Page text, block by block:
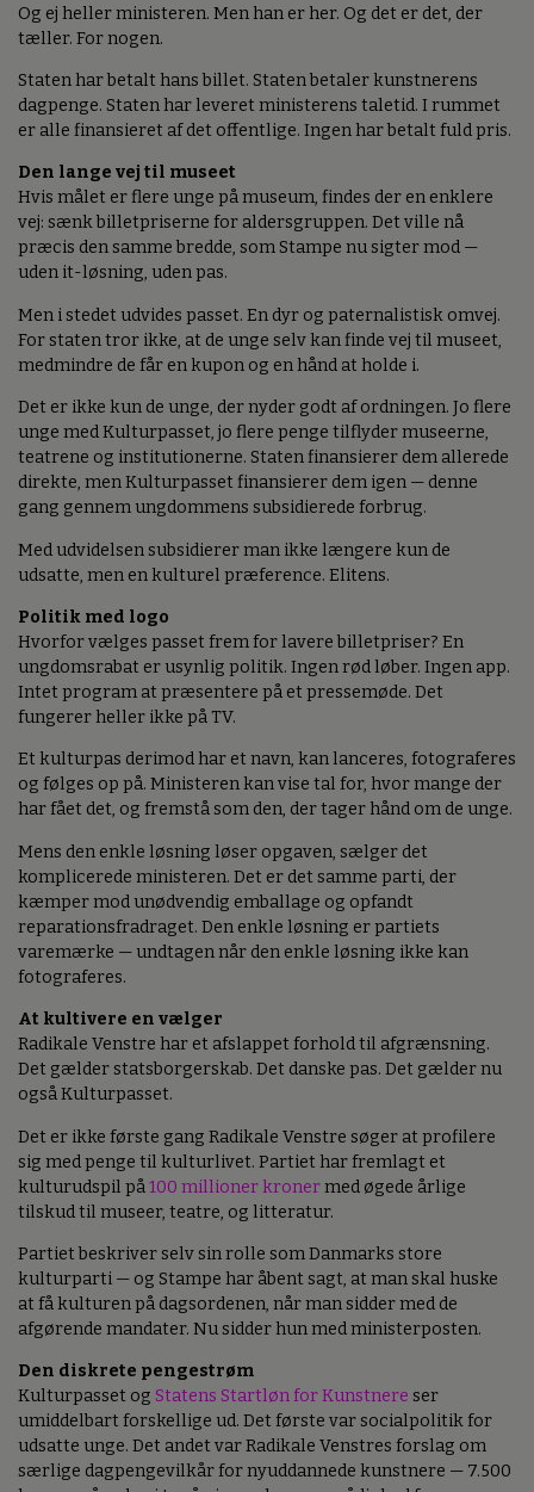
Og ej heller ministeren. Men han er her. Og det er det, der
tæller. For nogen.
Staten har betalt hans billet. Staten betaler kunstnerens
dagpenge. Staten har leveret ministerens taletid. I rummet
er alle finansieret af det offentlige. Ingen har betalt fuld pris.
Den lange vej til museet
Hvis målet er flere unge på museum, findes der en enklere
vej: sænk billetpriserne for aldersgruppen. Det ville nå
præcis den samme bredde, som Stampe nu sigter mod —
uden it-løsning, uden pas.
Men i stedet udvides passet. En dyr og paternalistisk omvej.
For staten tror ikke, at de unge selv kan finde vej til museet,
medmindre de får en kupon og en hånd at holde i.
Det er ikke kun de unge, der nyder godt af ordningen. Jo flere
unge med Kulturpasset, jo flere penge tilflyder museerne,
teatrene og institutionerne. Staten finansierer dem allerede
direkte, men Kulturpasset finansierer dem igen — denne
gang gennem ungdommens subsidierede forbrug.
Med udvidelsen subsidierer man ikke længere kun de
udsatte, men en kulturel præference. Elitens.
Politik med logo
Hvorfor vælges passet frem for lavere billetpriser? En
ungdomsrabat er usynlig politik. Ingen rød løber. Ingen app.
Intet program at præsentere på et pressemøde. Det
fungerer heller ikke på TV.
Et kulturpas derimod har et navn, kan lanceres, fotograferes
og følges op på. Ministeren kan vise tal for, hvor mange der
har fået det, og fremstå som den, der tager hånd om de unge.
Mens den enkle løsning løser opgaven, sælger det
komplicerede ministeren. Det er det samme parti, der
kæmper mod unødvendig emballage og opfandt
reparationsfradraget. Den enkle løsning er partiets
varemærke — undtagen når den enkle løsning ikke kan
fotograferes.
At kultivere en vælger
Radikale Venstre har et afslappet forhold til afgrænsning.
Det gælder statsborgerskab. Det danske pas. Det gælder nu
også Kulturpasset.
Det er ikke første gang Radikale Venstre søger at profilere
sig med penge til kulturlivet. Partiet har fremlagt et
kulturudspil på100 millioner kronermed øgede årlige
tilskud til museer, teatre, og litteratur.
Partiet beskriver selv sin rolle som Danmarks store
kulturparti — og Stampe har åbent sagt, at man skal huske
at få kulturen på dagsordenen, når man sidder med de
afgørende mandater. Nu sidder hun med ministerposten.
Den diskrete pengestrøm
Kulturpasset og Statens Startløn for Kunstnere ser
umiddelbart forskellige ud. Det første var socialpolitik for
udsatte unge. Det andet var Radikale Venstres forslag om
særlige dagpengevilkår for nyuddannede kunstnere — 7.500